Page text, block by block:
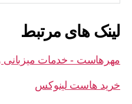
لینک های مرتبط
مهرهاست - خدمات
خرید هاست لینوکس